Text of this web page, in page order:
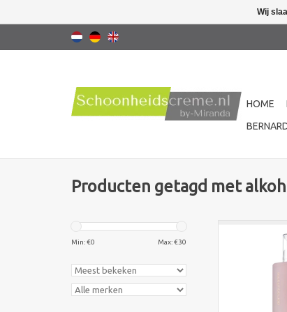
HOME
Producten getagd met
Min: €0 Max: €30
lotion met
huid verfrist,
Wij